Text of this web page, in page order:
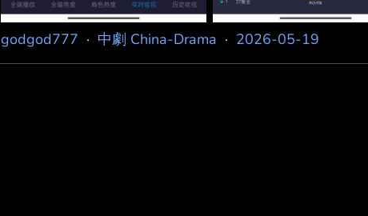
godgod777 · 中劇 China-Drama · 2026-05-19